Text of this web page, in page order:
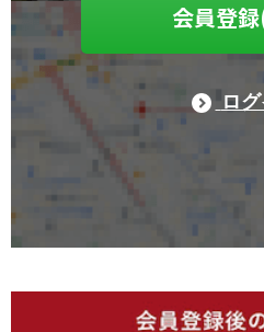
会員登
ロ